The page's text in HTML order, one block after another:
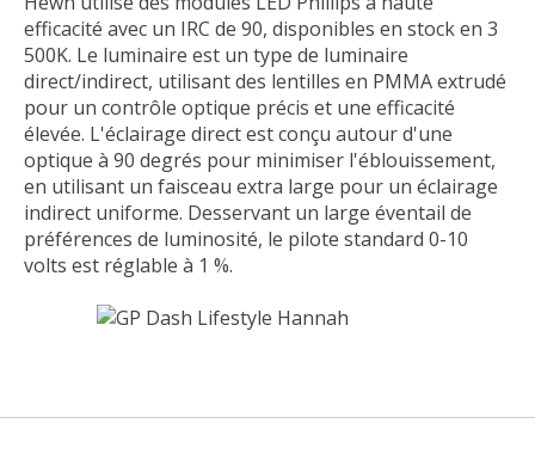
efficacité avec un IRC de 90, disponibles en stock en 3
500K. Le luminaire est un type de luminaire
direct/indirect, utilisant des lentilles en PMMA extrudé
pour un contrôle optique précis et une efficacité
élevée. L'éclairage direct est conçu autour d'une
optique à 90 degrés pour minimiser l'éblouissement,
en utilisant un faisceau extra large pour un éclairage
indirect uniforme. Desservant un large éventail de
préférences de luminosité, le pilote standard 0-10
volts est réglable à 1 %.